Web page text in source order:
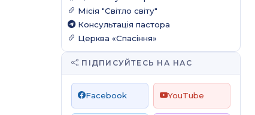
Місія "Світло світу"
Консультація пастора
Церква «Спасіння»
ПІДПИСУЙТЕСЬ НА НАС
Facebook YouTube